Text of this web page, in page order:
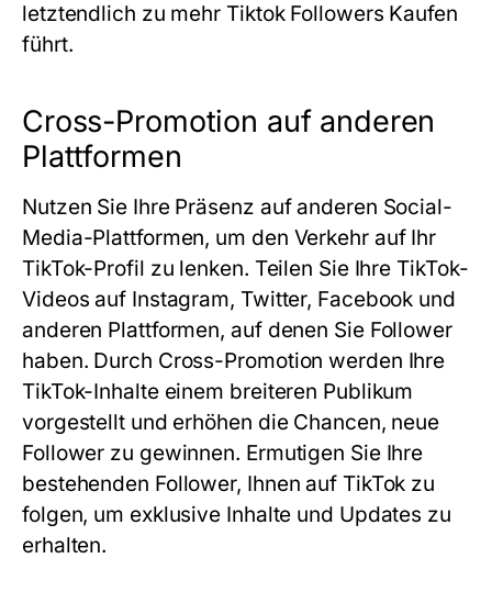
letztendlich zu mehr Tiktok Followers Kaufen
führt.
Cross-Promotion auf anderen
Plattformen
Nutzen Sie Ihre Präsenz auf anderen Social-
Media-Plattformen, um den Verkehr auf Ihr
TikTok-Profil zu lenken. Teilen Sie Ihre TikTok-
Videos auf Instagram, Twitter, Facebook und
anderen Plattformen, auf denen Sie Follower
haben. Durch Cross-Promotion werden Ihre
TikTok-Inhalte einem breiteren Publikum
vorgestellt und erhöhen die Chancen, neue
Follower zu gewinnen. Ermutigen Sie Ihre
bestehenden Follower, Ihnen auf TikTok zu
folgen, um exklusive Inhalte und Updates zu
erhalten.